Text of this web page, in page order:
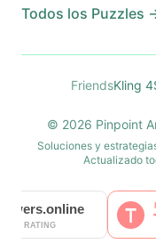
Todos los Puzzles
FriendsKling 4
© 2026 Pinpoint
Soluciones y
Actualizado